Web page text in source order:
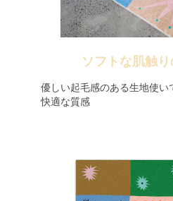
ソフトな肌触
優しい起毛感のある生地使い
快適な質感